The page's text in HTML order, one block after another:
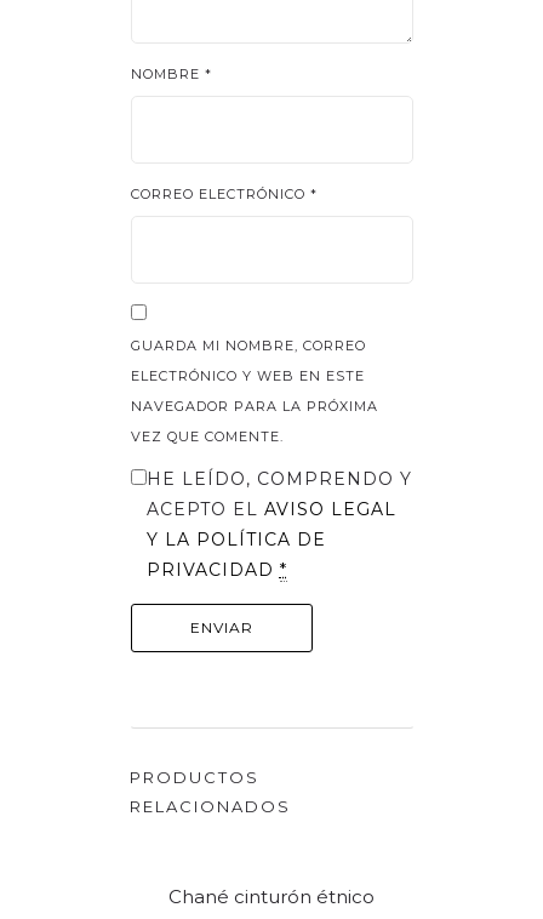
NOMBRE *
CORREO ELECTRÓNICO *
GUARDA MI NOMBRE, CORREO
ELECTRÓNICO Y WEB EN ESTE
NAVEGADOR PARA LA PRÓXIMA
VEZ QUE COMENTE.
HE LEÍDO, COMPRENDO Y
ACEPTO EL AVISO LEGAL
Y LA POLÍTICA DE
PRIVACIDAD *
PRODUCTOS
RELACIONADOS
Chané cinturón étnico